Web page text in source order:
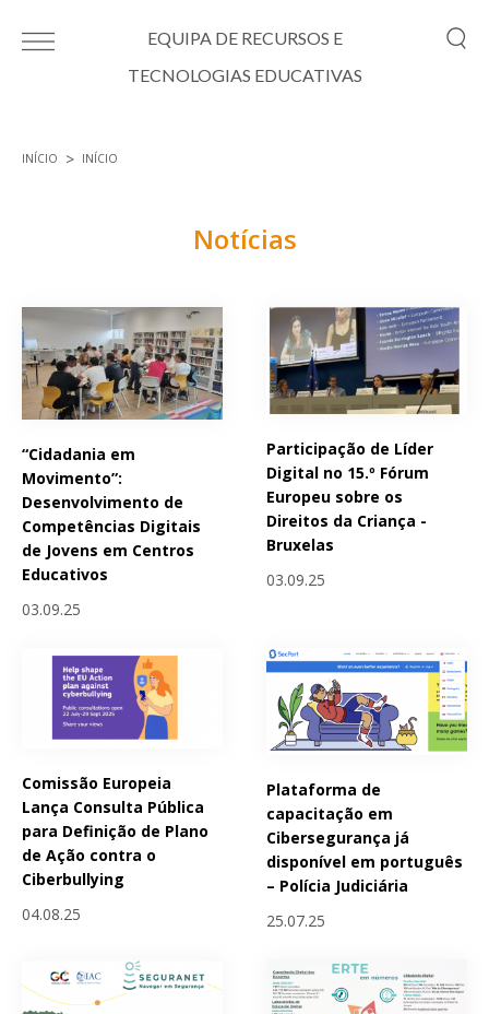
EQUIPA DE RECURSOS E
TECNOLOGIAS EDUCATIVAS
INÍCIO INÍCIO
Notícias
“Cidadania em
Movimento”:
Desenvolvimento de
Competências Digitais
de Jovens em Centros
Educativos
03.09.25
Participação de Líder
Digital no 15.º Fórum
Europeu sobre os
Direitos da Criança -
Bruxelas
03.09.25
Comissão Europeia
Lança Consulta Pública
para Definição de Plano
de Ação contra o
Ciberbullying
04.08.25
Plataforma de
capacitação em
Cibersegurança já
disponível em português
– Polícia Judiciária
25.07.25
Páginas